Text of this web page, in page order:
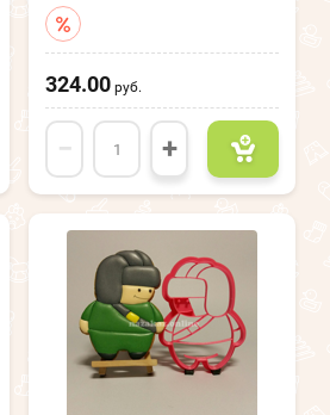
324.00 руб.
− +